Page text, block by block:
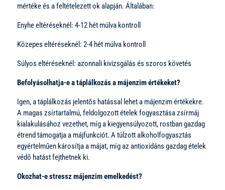
mértéke és a feltételezett ok alapján. Általában:
Enyhe eltéréseknél: 4-12 hét múlva kontroll
Közepes eltéréseknél: 2-4 hét múlva kontroll
Súlyos eltéréseknél: azonnali kivizsgálás és szoros követés
Befolyásolhatja-e a táplálkozás a májenzim értékeket?
Igen, a táplálkozás jelentős hatással lehet a májenzim értékekre.
A magas zsírtartalmú, feldolgozott ételek fogyasztása zsírmáj
kialakulásához vezethet, míg a kiegyensúlyozott, rostban gazdag
étrend támogatja a májfunkciót. A túlzott alkoholfogyasztás
egyértelműen károsítja a májat, míg az antioxidáns gazdag ételek
védő hatást fejthetnek ki.
Okozhat-e stressz májenzim emelkedést?